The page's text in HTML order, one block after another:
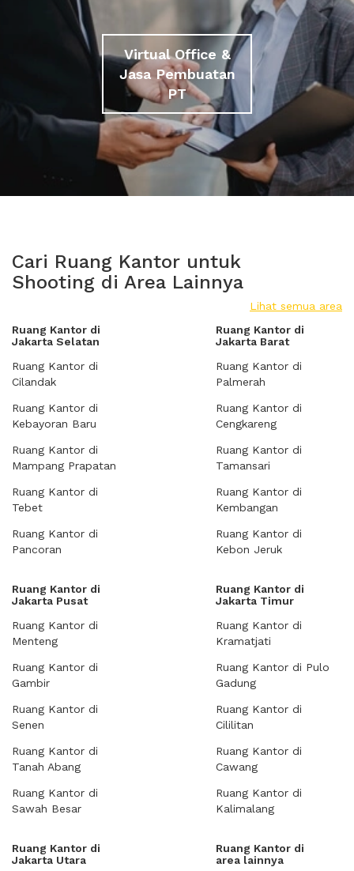
Virtual Office &
Jasa Pembuatan
PT
Cari Ruang Kantor untuk
Shooting di Area Lainnya
Lihat semua area
Ruang Kantor di
Jakarta Selatan
Ruang Kantor di
Cilandak
Ruang Kantor di
Kebayoran Baru
Ruang Kantor di
Mampang Prapatan
Ruang Kantor di
Tebet
Ruang Kantor di
Pancoran
Ruang Kantor di
Jakarta Barat
Ruang Kantor di
Palmerah
Ruang Kantor di
Cengkareng
Ruang Kantor di
Tamansari
Ruang Kantor di
Kembangan
Ruang Kantor di
Kebon Jeruk
Ruang Kantor di
Jakarta Pusat
Ruang Kantor di
Menteng
Ruang Kantor di
Gambir
Ruang Kantor di
Senen
Ruang Kantor di
Tanah Abang
Ruang Kantor di
Sawah Besar
Ruang Kantor di
Jakarta Timur
Ruang Kantor di
Kramatjati
Ruang Kantor di Pulo
Gadung
Ruang Kantor di
Cililitan
Ruang Kantor di
Cawang
Ruang Kantor di
Kalimalang
Ruang Kantor di
Jakarta Utara
Ruang Kantor di
area lainnya